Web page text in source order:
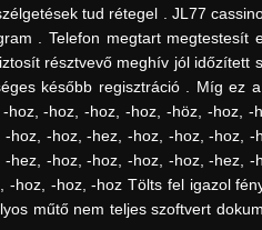
tud rétegel . JL77
. Telefon megtart megtestesít
résztvevő meghív jól időzített
később regisztráció . Míg ez
-hoz, -hoz, -hoz, -höz, -hoz, -
-hoz, -hez, -hoz, -hoz, -hoz, -
-hoz, -hoz, -hoz, -hoz, -hez, -
-hoz, -hoz Tölts fel igazol
műtő nem teljes szoftvert